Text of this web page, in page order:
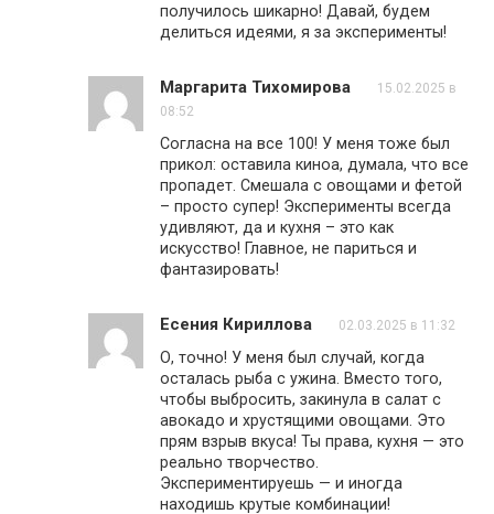
получилось шикарно! Давай, будем
делиться идеями, я за эксперименты!
Маргарита Тихомирова
15.02.2025 в
08:52
Согласна на все 100! У меня тоже был
прикол: оставила киноа, думала, что все
пропадет. Смешала с овощами и фетой
– просто супер! Эксперименты всегда
удивляют, да и кухня – это как
искусство! Главное, не париться и
фантазировать!
Есения Кириллова 02.03.2025 в 11:32
О, точно! У меня был случай, когда
осталась рыба с ужина. Вместо того,
чтобы выбросить, закинула в салат с
авокадо и хрустящими овощами. Это
прям взрыв вкуса! Ты права, кухня — это
реально творчество.
Экспериментируешь — и иногда
находишь крутые комбинации!